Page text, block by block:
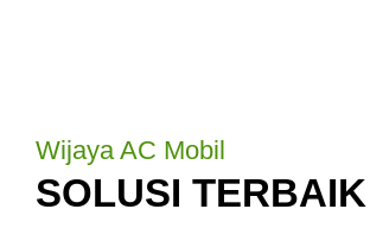
Wijaya AC Mobil
SOLUSI TERBAIK